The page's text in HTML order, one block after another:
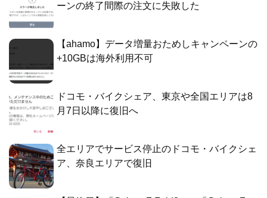
ーンの終了間際の注文に失敗した
【ahamo】データ増量おためしキャンペーンの
+10GBは海外利用不可
ドコモ・バイクシェア、東京や全国エリアは8
月7日以降に復旧へ
全エリアでサービス停止のドコモ・バイクシェ
ア、奈良エリアで復旧